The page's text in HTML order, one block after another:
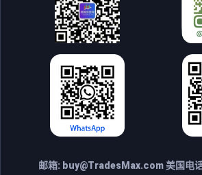
邮箱: buy@TradesMax.com美国电